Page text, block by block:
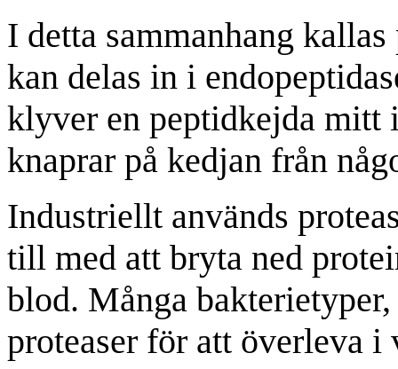
I detta sammanhang
kan delas in i
klyver en peptidkejda mitt
knaprar på kedjan från
Industriellt används
till med att bryta ned
blod. Många
proteaser för att överleva i